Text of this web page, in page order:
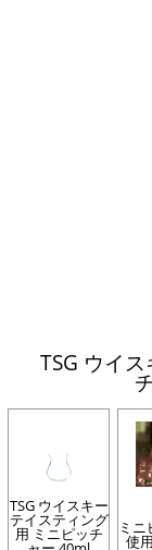
TSG ウイ
TSG ウイスキー
テイスティング
用 ミニピッチ ミ
使